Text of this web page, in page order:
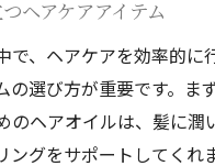
ヘアケアアイテム
で、ヘアケアを効率的に
の選び方が重要です。ま
のヘアオイルは、髪に潤
ングをサポートしてくれ